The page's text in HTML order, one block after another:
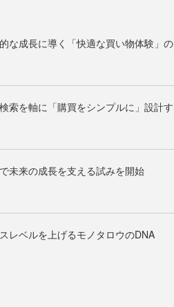
な成長に導く「快適な買い物体験」の
索を軸に「購買をシンプルに」設計す
未来の成長を支える試みを開始
レベルを上げるモノタロウのDNA